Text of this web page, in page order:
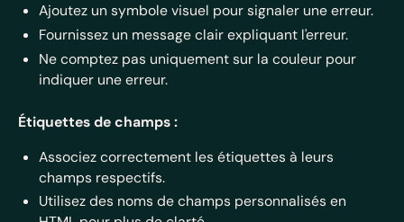
Ajoutez un symbole visuel pour signaler une erreur.
Fournissez un message clair expliquant l'erreur.
Ne comptez pas uniquement sur la couleur pour
indiquer une erreur.
Étiquettes de champs :
Associez correctement les étiquettes à leurs
champs respectifs.
Utilisez des noms de champs personnalisés en